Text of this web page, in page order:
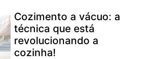
Cozimento a vácuo: a
técnica que está
revolucionando a
cozinha!